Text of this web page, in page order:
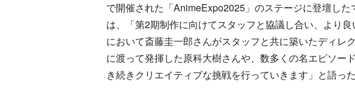
で開催された「AnimeExpo2025」のステージに登壇し
は、「第2期制作に向けてスタッフと協議し合い、より
において斎藤圭一郎さんがスタッフと共に築いたディレ
に渡って発揮した原科大樹さんや、数多くの名エピソー
き続きクリエイティブな挑戦を行っていきます」と語った